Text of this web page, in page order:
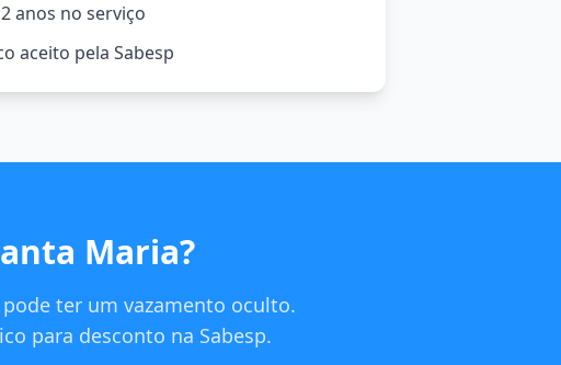
anos no serviço
aceito pela Sabesp
Maria?
ter um vazamento oculto.
para desconto na Sabesp.